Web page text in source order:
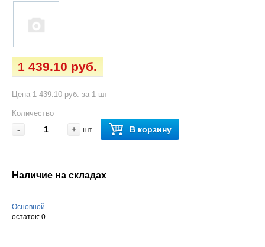
1 439.10 руб.
Цена 1 439.10 руб. за 1 шт
Количество
- + шт В корзину
Наличие на складах
Основной
остаток: 0